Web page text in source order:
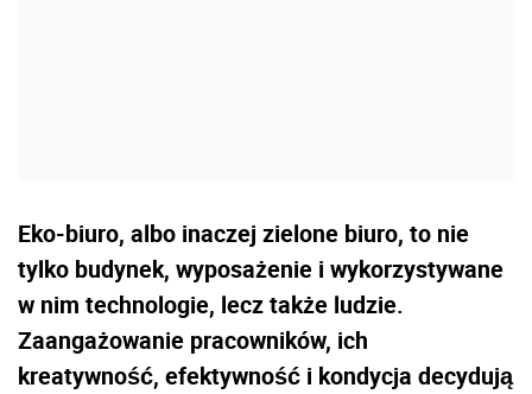
Eko-biuro, albo inaczej zielone biuro, to nie
tylko budynek, wyposażenie i wykorzystywane
w nim technologie, lecz także ludzie.
Zaangażowanie pracowników, ich
kreatywność, efektywność i kondycja decydują